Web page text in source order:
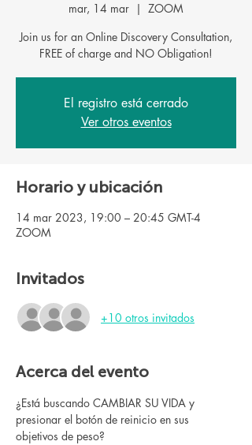
mar, 14 mar
  |
ZOOM
Join us for an Online Discovery Consultation,
FREE of charge and NO Obligation!
El registro está cerrado
Ver otros eventos
Horario y ubicación
14 mar 2023, 19:00 – 20:45 GMT-4
ZOOM
Invitados
+10 otros invitados
Acerca del evento
¿Está buscando CAMBIAR SU VIDA y
presionar el botón de reinicio en sus
objetivos de peso?